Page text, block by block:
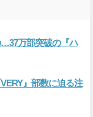
万部突破の『ハ
』部数に迫る注